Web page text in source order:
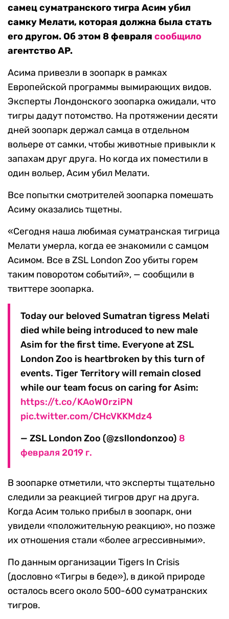
самец суматранского тигра Асим убил
самку Мелати, которая должна была стать
его другом. Об этом 8 февраля сообщило
агентство AP.
Асима привезли в зоопарк в рамках
Европейской программы вымирающих видов.
Эксперты Лондонского зоопарка ожидали, что
тигры дадут потомство. На протяжении десяти
дней зоопарк держал самца в отдельном
вольере от самки, чтобы животные привыкли к
запахам друг друга. Но когда их поместили в
один вольер, Асим убил Мелати.
Все попытки смотрителей зоопарка помешать
Асиму оказались тщетны.
«Сегодня наша любимая суматранская тигрица
Мелати умерла, когда ее знакомили с самцом
Асимом. Все в ZSL London Zoo убиты горем
таким поворотом событий», — сообщили в
твиттере зоопарка.
Today our beloved Sumatran tigress Melati
died while being introduced to new male
Asim for the first time. Everyone at ZSL
London Zoo is heartbroken by this turn of
events. Tiger Territory will remain closed
while our team focus on caring for Asim:
https://t.co/KAoW0rziPN
pic.twitter.com/CHcVKKMdz4
— ZSL London Zoo (@zsllondonzoo) 8
февраля 2019 г.
В зоопарке отметили, что эксперты тщательно
следили за реакцией тигров друг на друга.
Когда Асим только прибыл в зоопарк, они
увидели «положительную реакцию», но позже
их отношения стали «более агрессивными».
По данным организации Tigers In Crisis
(дословно «Тигры в беде»), в дикой природе
осталось всего около 500-600 суматранских
тигров.